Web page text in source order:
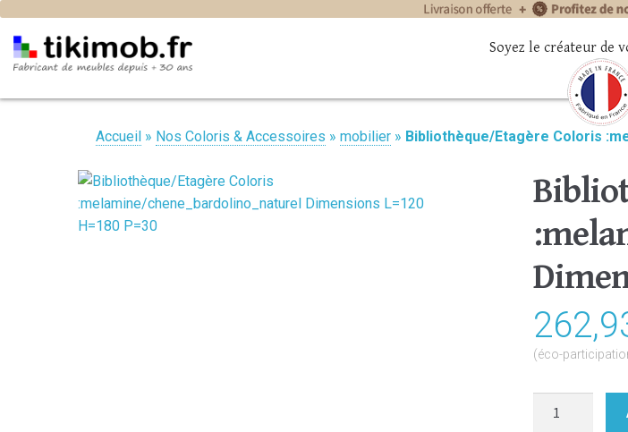
Soyez le créateur de
Accueil » Nos Coloris & Accessoires » mobilier » Bibliothèque/Etagère Coloris
(éco-